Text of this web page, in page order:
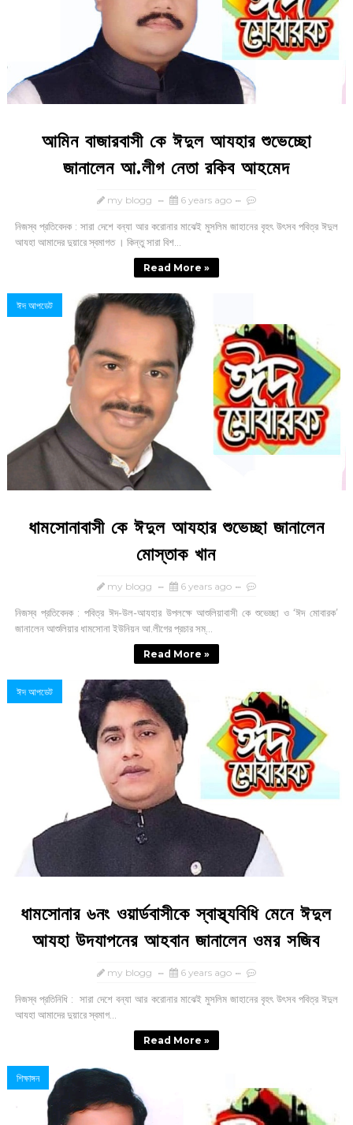
আমিন বাজারবাসী কে ঈদুল আযহার শুভেচ্ছো
জানালেন আ.লীগ নেতা রকিব আহমেদ
my blogg 6 years ago
নিজস্ব প্রতিবেদক : সারা দেশে বন্যা আর করোনার মাঝেই মুসলিম জাহানের বৃহৎ উৎসব পবিত্র ঈদুল
আযহা আমাদের দুয়ারে স্বমাগত । কিন্তু সারা বিশ...
Read More »
ঈদ আপডেট
ধামসোনাবাসী কে ঈদুল আযহার শুভেচ্ছা জানালেন
মোস্তাক খান
my blogg 6 years ago
নিজস্ব প্রতিবেদক : পবিত্র ঈদ-উল-আযহার উপলক্ষে আশুলিয়াবাসী কে শুভেচ্ছা ও ‘ঈদ মোবারক’
জানালেন আশুলিয়ার ধামসোনা ইউনিয়ন আ.লীগের প্রচার সম্...
Read More »
ঈদ আপডেট
ধামসোনার ৬নং ওয়ার্ডবাসীকে স্বাস্থ্যবিধি মেনে ঈদুল
আযহা উদযাপনের আহবান জানালেন ওমর সজিব
my blogg 6 years ago
নিজস্ব প্রতিনিধি : সারা দেশে বন্যা আর করোনার মাঝেই মুসলিম জাহানের বৃহৎ উৎসব পবিত্র ঈদুল
আযহা আমাদের দুয়ারে স্বমাগ...
Read More »
শিক্ষাঙ্গন